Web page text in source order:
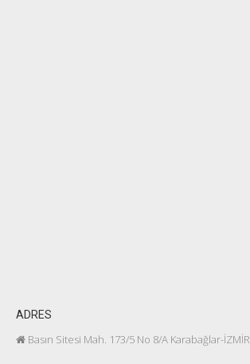
ADRES
Basın Sitesi Mah. 173/5 No 8/A Karabağlar-İZMİR